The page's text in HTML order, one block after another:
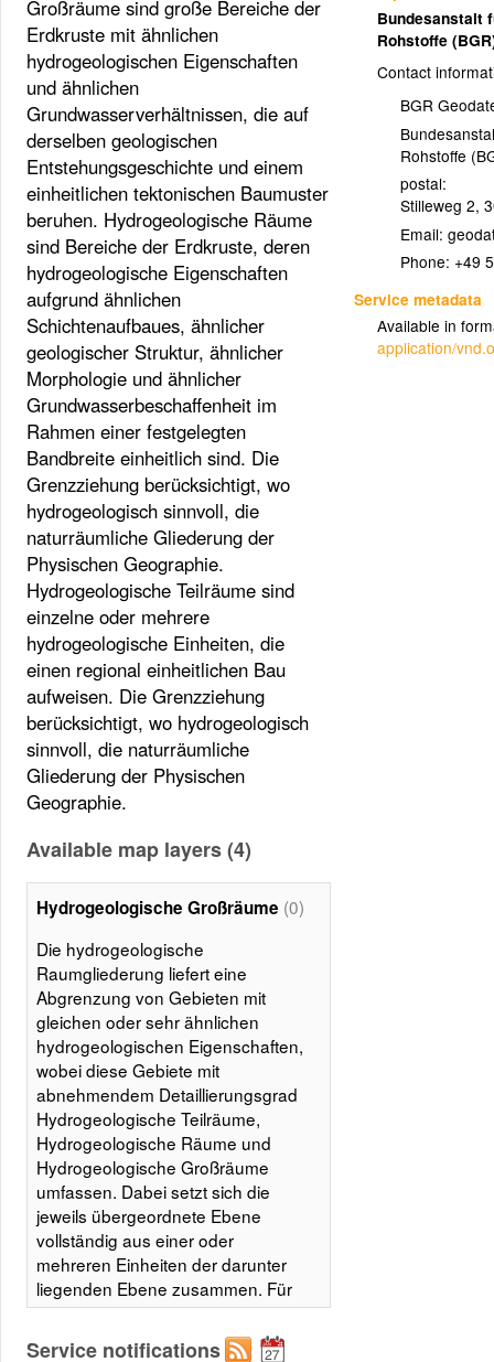
Bundesanstalt
Rohstoffe
Contact
BGR
Rohstoffe
postal:
Stilleweg 2,
Email:
Phone: +49
Service metadata
Available in
application/
Großräume sind große Bereiche der
Erdkruste mit ähnlichen
hydrogeologischen Eigenschaften
und ähnlichen
Grundwasserverhältnissen, die auf
derselben geologischen
Entstehungsgeschichte und einem
einheitlichen tektonischen Baumuster
beruhen. Hydrogeologische Räume
sind Bereiche der Erdkruste, deren
hydrogeologische Eigenschaften
aufgrund ähnlichen
Schichtenaufbaues, ähnlicher
geologischer Struktur, ähnlicher
Morphologie und ähnlicher
Grundwasserbeschaffenheit im
Rahmen einer festgelegten
Bandbreite einheitlich sind. Die
Grenzziehung berücksichtigt, wo
hydrogeologisch sinnvoll, die
naturräumliche Gliederung der
Physischen Geographie.
Hydrogeologische Teilräume sind
einzelne oder mehrere
hydrogeologische Einheiten, die
einen regional einheitlichen Bau
aufweisen. Die Grenzziehung
berücksichtigt, wo hydrogeologisch
sinnvoll, die naturräumliche
Gliederung der Physischen
Geographie.
Available map layers (4)
Hydrogeologische Großräume (0)
Die hydrogeologische
Raumgliederung liefert eine
Abgrenzung von Gebieten mit
gleichen oder sehr ähnlichen
hydrogeologischen Eigenschaften,
wobei diese Gebiete mit
abnehmendem Detaillierungsgrad
Hydrogeologische Teilräume,
Hydrogeologische Räume und
Hydrogeologische Großräume
umfassen. Dabei setzt sich die
jeweils übergeordnete Ebene
vollständig aus einer oder
mehreren Einheiten der darunter
liegenden Ebene zusammen. Für
die bundesweite Kartendarstellung
der hydrogeologischen Großräume,
Service notifications